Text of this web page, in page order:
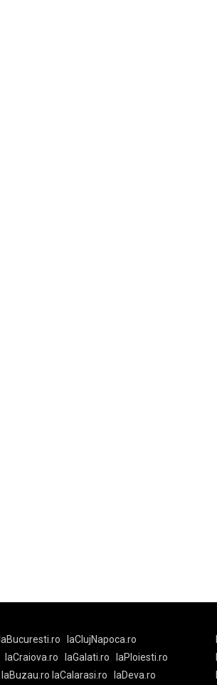
laBucuresti.ro
laClujNapoca.ro
laCraiova.ro laGalati.ro
laPloiesti.ro
laBuzau.ro laCalarasi.ro laDeva.ro